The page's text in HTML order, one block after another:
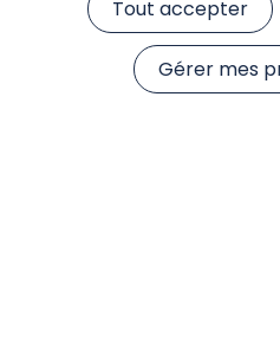
Tout accepter
Gérer mes